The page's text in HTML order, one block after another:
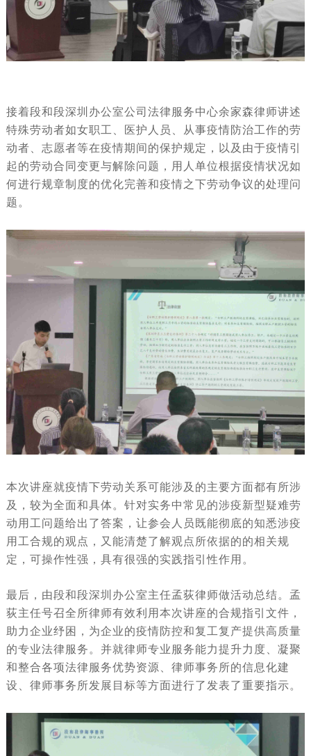
接着段和段深圳办公室公司法律服务中心余家森律师讲述
特殊劳动者如女职工、医护人员、从事疫情防治工作的劳
动者、志愿者等在疫情期间的保护规定，以及由于疫情引
起的劳动合同变更与解除问题，用人单位根据疫情状况如
何进行规章制度的优化完善和疫情之下劳动争议的处理问
题。
本次讲座就疫情下劳动关系可能涉及的主要方面都有所涉
及，较为全面和具体。针对实务中常见的涉疫新型疑难劳
动用工问题给出了答案，让参会人员既能彻底的知悉涉疫
用工合规的观点，又能清楚了解观点所依据的的相关规
定，可操作性强，具有很强的实践指引性作用。
最后，由段和段深圳办公室主任孟荻律师做活动总结。孟
荻主任号召全所律师有效利用本次讲座的合规指引文件，
助力企业纾困，为企业的疫情防控和复工复产提供高质量
的专业法律服务。并就律师专业服务能力提升力度、凝聚
和整合各项法律服务优势资源、律师事务所的信息化建
设、律师事务所发展目标等方面进行了发表了重要指示。